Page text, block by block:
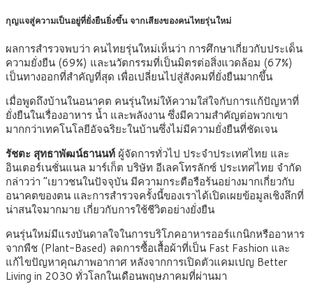
กุญแจสู่ความเป็นอยู่ที่ยั่งยืนยิ่งขึ้น จากเสียงของคนไทยรุ่นใหม่
ผลการสำรวจพบว่า คนไทยรุ่นใหม่เห็นว่า การศึกษาเกี่ยวกับประเด็น
ความยั่งยืน (69%) และนวัตกรรมที่เป็นมิตรต่อสิ่งแวดล้อม (67%)
เป็นทางออกที่สำคัญที่สุด เพื่อเปลี่ยนไปสู่สังคมที่ยั่งยืนมากขึ้น
เมื่อพูดถึงบ้านในอนาคต คนรุ่นใหม่ให้ความใส่ใจกับการแก้ปัญหาที่
ยั่งยืนในเรื่องอาหาร น้ำ และพลังงาน ซึ่งมีความสำคัญต่อพวกเขา
มากกว่าเทคโนโลยีอัจฉริยะในบ้านซึ่งไม่มีความยั่งยืนที่ชัดเจน
รัชตะ สุทธาพัฒน์ธานนท์ ผู้จัดการทั่วไป ประจำประเทศไทย และ
อินเตอร์เนชั่นแนล มาร์เก็ต บริษัท อีเลคโทรลักซ์ ประเทศไทย จำกัด
กล่าวว่า “เยาวชนในปัจจุบัน มีความกระตือรือร้นอย่างมากเกี่ยวกับ
อนาคตของตน และการสำรวจครั้งนี้ของเราได้เปิดเผยข้อมูลเชิงลึกที่
น่าสนใจมากมาย เกี่ยวกับการใช้ชีวิตอย่างยั่งยืน
คนรุ่นใหม่มีแรงบันดาลใจในการบริโภคอาหารออร์แกนิกหรืออาหาร
จากพืช (Plant-Based) ลดการซื้อเสื้อผ้าที่เป็น Fast Fashion และ
แก้ไขปัญหาคุณภาพอากาศ หลังจากการเปิดตัวแคมเปญ Better
Living in 2030 ทั่วโลกในเดือนพฤษภาคมที่ผ่านมา